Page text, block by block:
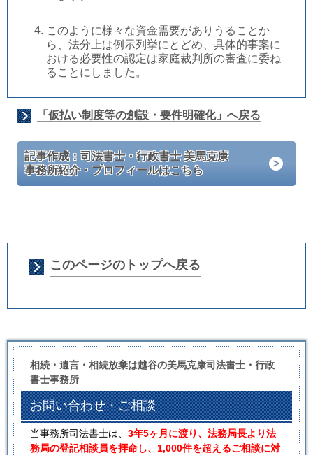
このように様々な資金需要がありうることか
ら、法分上は例示列挙にとどめ、具体的事案に
おける必要性の認定は家庭裁判所の審査に委ね
ることにしました。
「仮払い制度等の創設・要件明確化」へ戻る
記事作成：司法書士・行政書士 美馬克康
事務所紹介・プロフィールはこちら
このページのトップへ戻る
相続・遺言・相続放棄は越谷の美馬克康司法書士・行政
書士事務所
お問い合わせ・ご相談
当事務所司法書士は、 3年5ヶ月に渡り、法務局長より法
務局の登記相談員を拝命し、1,000件を超えるご相談に対